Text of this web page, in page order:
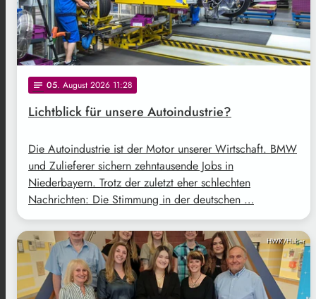
notes 05. August 2026 11:28
Lichtblick für unsere Autoindustrie?
Die Autoindustrie ist der Motor unserer Wirtschaft. BMW
und Zulieferer sichern zehntausende Jobs in
Niederbayern. Trotz der zuletzt eher schlechten
Nachrichten: Die Stimmung in der deutschen …
HWK/Huber